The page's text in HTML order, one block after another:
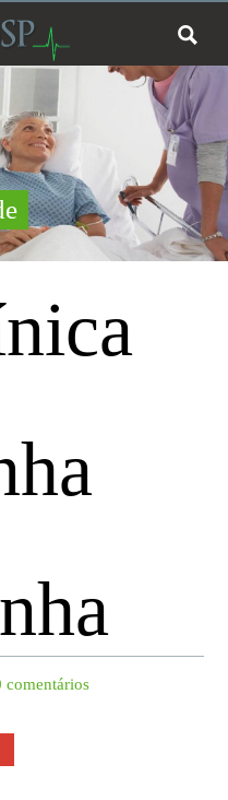
comentários